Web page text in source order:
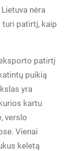
nėra
turi patirtį, kaip
patirtį
puikią
yra
kartu
verslo
Vienai
keletą